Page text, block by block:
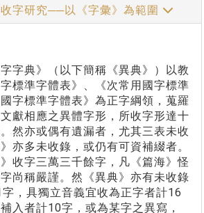
收字研究──以《字彙》為範圍
典》（以下簡稱《異典》）以教
標準字體表》、《次常用國字標準
字標準字體表》為正字綱領，蒐羅
獻相應之異體字形，所收字形達十
然亦或偶有遺漏者，尤其三表未收
亦多未收錄，或仍有可資補綴者。
收字三萬三千餘字，凡《篇海》怪
尚稱嚴謹。然《異典》亦有未收錄
，具獨立音義宜收為正字者計16
入者計10字，或為某字之異寫，